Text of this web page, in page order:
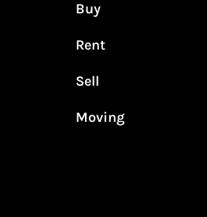
Buy
Rent
Sell
Moving